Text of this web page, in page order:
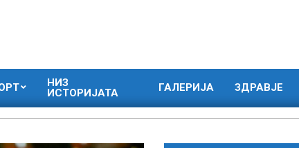
НИЗ
ИСТОРИЈАТА
ГАЛЕРИЈА ЗДРАВЈЕ